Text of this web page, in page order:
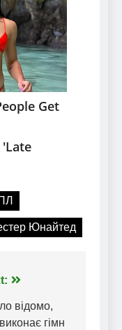
Юнайтед
відомо,
гімн